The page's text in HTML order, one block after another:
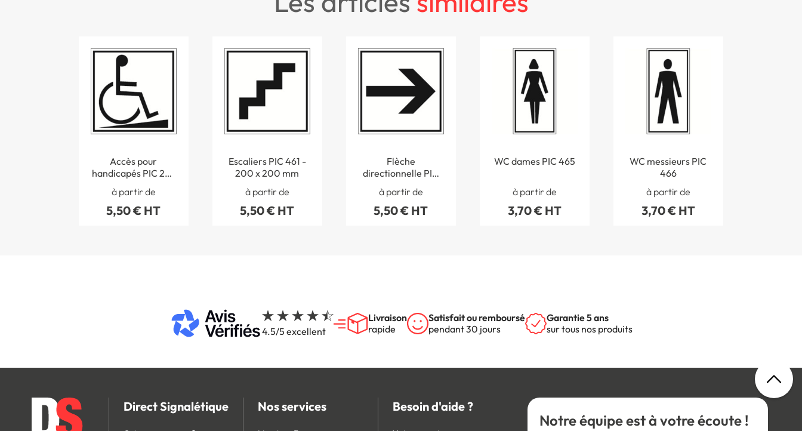
Accès pour
handicapés PIC 292
- 200 x 200 mm
à partir de
5,50 € HT
Escaliers PIC 461 -
200 x 200 mm
à partir de
5,50 € HT
Flèche
directionnelle PIC
455 - 200 x 200
mm
à partir de
5,50 € HT
WC dames PIC 465
à partir de
3,70 € HT
WC messieurs PIC
466
à partir de
3,70 € HT
4.5/5 excellent
Livraison
rapide
Satisfait ou remboursé
pendant 30 jours
Garantie 5 ans
sur tous nos produits
Direct Signalétique Nos services Besoin d'aide ?
Notre équipe est à votre écoute !